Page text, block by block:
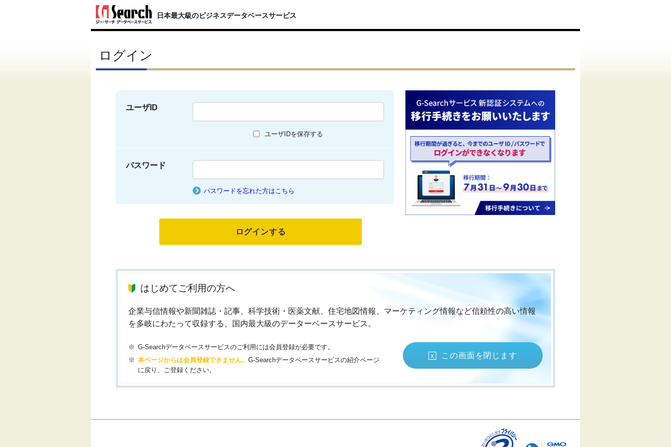
日本最大級のビジネスデータベースサービス
ログイン
ユーザID
ユーザIDを保存する
パスワード
パスワードを忘れた方はこちら
はじめてご利用の方へ
企業与信情報や新聞雑誌・記事、科学技術・医薬文献、住宅地図情報、マーケティング情報など信頼性の高い情報
を多岐にわたって収録する、国内最大級のデーターベースサービス。
G-Searchデータベースサービスのご利用には会員登録が必要です。
本ページからは会員登録できません。G-Searchデータベースサービスの紹介ページ
に戻り、ご登録ください。
この画面を閉じます